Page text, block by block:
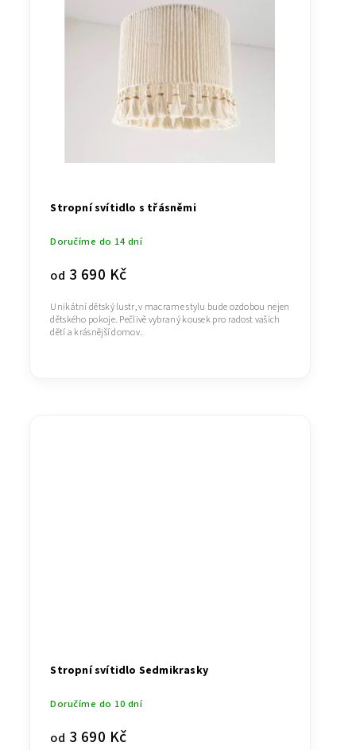
Stropní svítidlo s třásněmi
Doručíme do 14 dní
od 3 690 Kč
Unikátní dětský lustr, v macrame stylu bude ozdobou nejen
dětského pokoje. Pečlivě vybraný kousek pro radost vašich
dětí a krásnější domov.
Stropní svítidlo Sedmikrasky
Doručíme do 10 dní
od 3 690 Kč